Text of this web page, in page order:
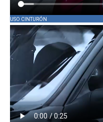
USO CINTURÓN